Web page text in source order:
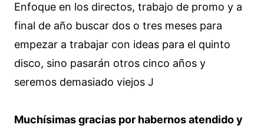
Enfoque en los directos, trabajo de promo y a
final de año buscar dos o tres meses para
empezar a trabajar con ideas para el quinto
disco, sino pasarán otros cinco años y
seremos demasiado viejos J
Muchísimas gracias por habernos atendido y